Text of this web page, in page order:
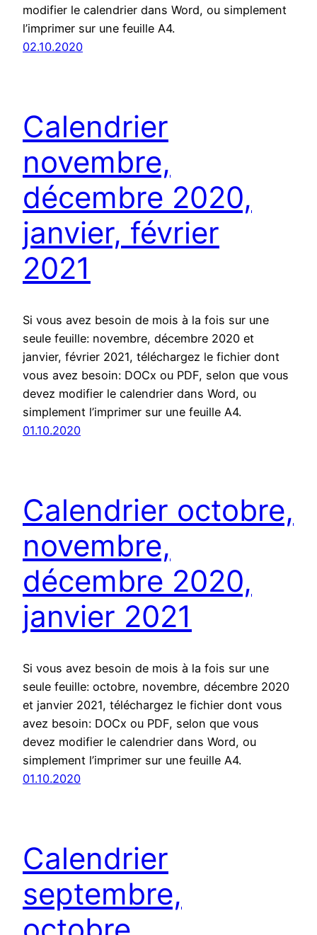
modifier le calendrier dans Word, ou simplement
l’imprimer sur une feuille A4.
02.10.2020
Calendrier
novembre,
décembre 2020,
janvier, février
2021
Si vous avez besoin de mois à la fois sur une
seule feuille: novembre, décembre 2020 et
janvier, février 2021, téléchargez le fichier dont
vous avez besoin: DOCx ou PDF, selon que vous
devez modifier le calendrier dans Word, ou
simplement l’imprimer sur une feuille A4.
01.10.2020
Calendrier octobre,
novembre,
décembre 2020,
janvier 2021
Si vous avez besoin de mois à la fois sur une
seule feuille: octobre, novembre, décembre 2020
et janvier 2021, téléchargez le fichier dont vous
avez besoin: DOCx ou PDF, selon que vous
devez modifier le calendrier dans Word, ou
simplement l’imprimer sur une feuille A4.
01.10.2020
Calendrier
septembre,